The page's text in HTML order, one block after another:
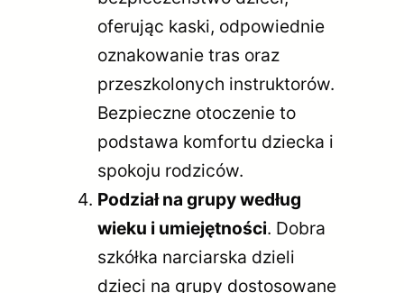
oferując kaski, odpowiednie
oznakowanie tras oraz
przeszkolonych instruktorów.
Bezpieczne otoczenie to
podstawa komfortu dziecka i
spokoju rodziców.
Podział na grupy według
wieku i umiejętności. Dobra
szkółka narciarska dzieli
dzieci na grupy dostosowane